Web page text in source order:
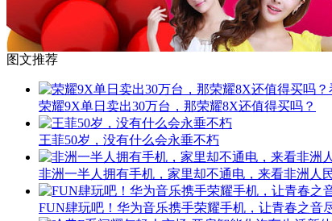
图文推荐
荣耀9X单日卖出30万台，那荣耀8X还值得买吗？
王菲50岁，没有什么会永垂不朽
非洲一半人拥有手机，家里却不通电，来看非洲人
FUN肆玩吧！华为音乐携手荣耀手机，让青春之音